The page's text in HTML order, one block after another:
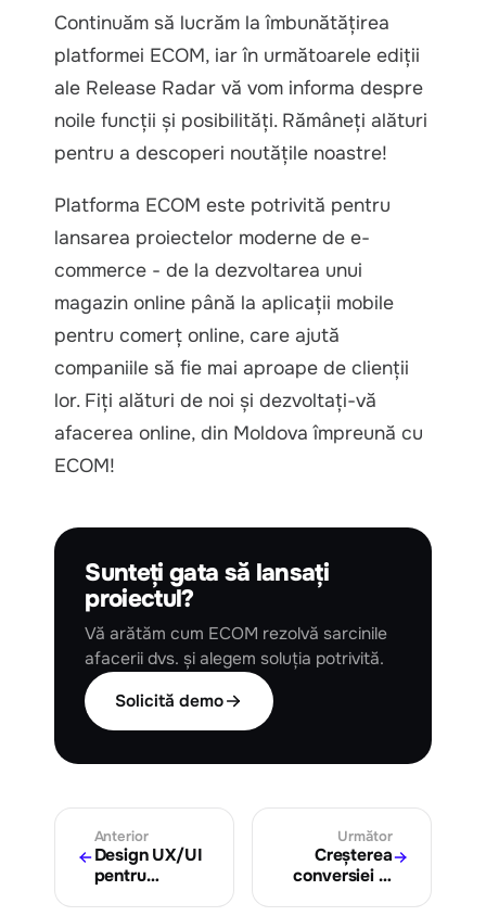
Continuăm să lucrăm la îmbunătățirea
platformei ECOM, iar în următoarele ediții
ale Release Radar vă vom informa despre
noile funcții și posibilități. Rămâneți alături
pentru a descoperi noutățile noastre!
Platforma ECOM este potrivită pentru
lansarea proiectelor moderne de e-
commerce - de la dezvoltarea unui
magazin online până la aplicații mobile
pentru comerț online, care ajută
companiile să fie mai aproape de clienții
lor. Fiți alături de noi și dezvoltați-vă
afacerea online, din Moldova împreună cu
ECOM!
Sunteți gata să lansați
proiectul?
Vă arătăm cum ECOM rezolvă sarcinile
afacerii dvs. și alegem soluția potrivită.
Solicită demo
Anterior
Design UX/UI
pentru
Următor
Creșterea
conversiei în